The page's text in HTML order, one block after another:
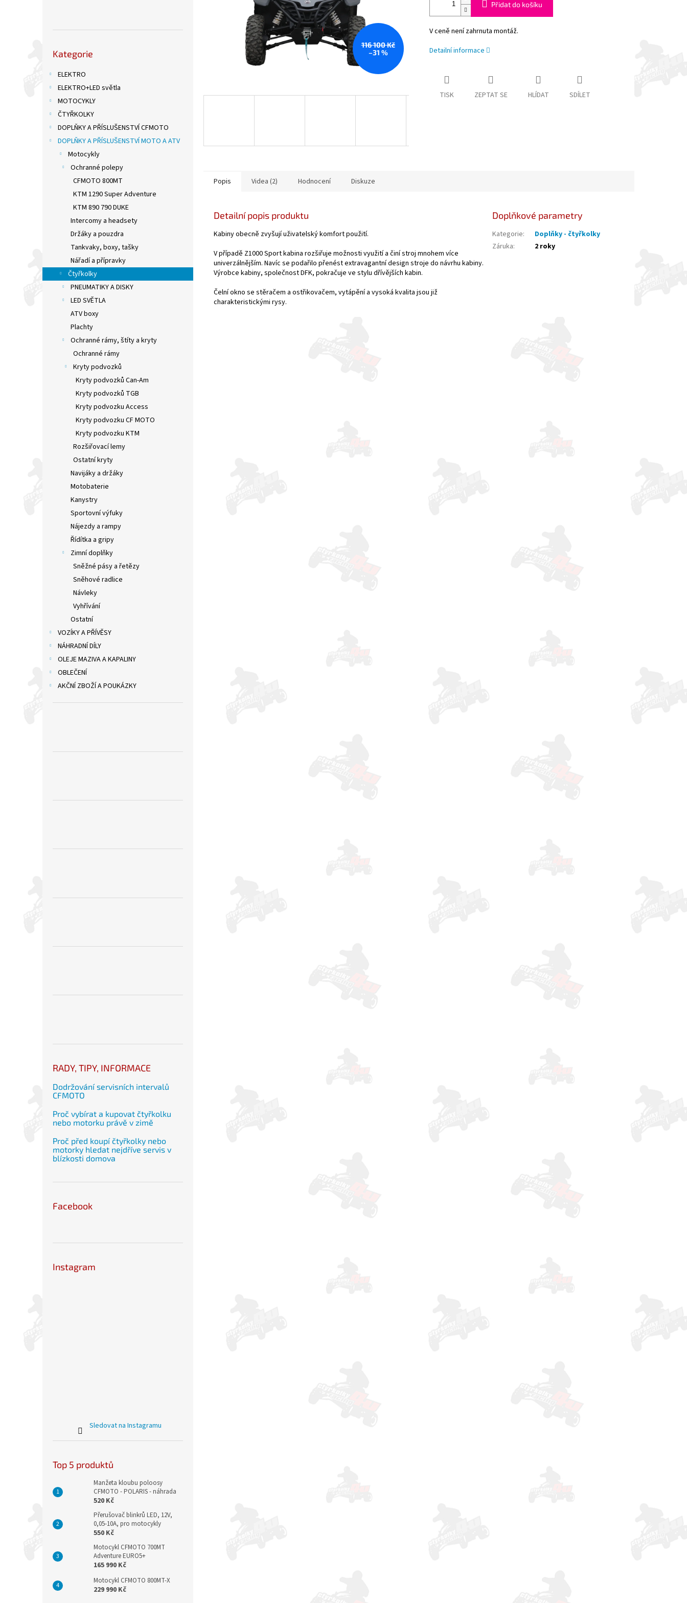
kategorie
Kategorie
ELEKTRO
ELEKTRO+LED světla
MOTOCYKLY
ČTYŘKOLKY
DOPLŇKY A PŘÍSLUŠENSTVÍ CFMOTO
DOPLŇKY A PŘÍSLUŠENSTVÍ MOTO A ATV
Motocykly
Ochranné polepy
CFMOTO 800MT
KTM 1290 Super Adventure
KTM 890 790 DUKE
Intercomy a headsety
Držáky a pouzdra
Tankvaky, boxy, tašky
Nářadí a přípravky
Čtyřkolky
PNEUMATIKY A DISKY
LED SVĚTLA
ATV boxy
Plachty
Ochranné rámy, štíty a kryty
Ochranné rámy
Kryty podvozků
Kryty podvozků Can-Am
Kryty podvozků TGB
Kryty podvozku Access
Kryty podvozku CF MOTO
Kryty podvozku KTM
Rozšiřovací lemy
Ostatní kryty
Navijáky a držáky
Motobaterie
Kanystry
Sportovní výfuky
Nájezdy a rampy
Řídítka a gripy
Zimní doplňky
Sněžné pásy a řetězy
Sněhové radlice
Návleky
Vyhřívání
Ostatní
VOZÍKY A PŘÍVĚSY
NÁHRADNÍ DÍLY
OLEJE MAZIVA A KAPALINY
OBLEČENÍ
AKČNÍ ZBOŽÍ A POUKÁZKY
RADY, TIPY, INFORMACE
Dodržování servisních intervalů
CFMOTO
Proč vybírat a kupovat čtyřkolku
nebo motorku právě v zimě
Proč před koupí čtyřkolky nebo
motorky hledat nejdříve servis v
blízkosti domova
Facebook
Instagram
Sledovat na Instagramu
Top 5 produktů
Manžeta kloubu poloosy
CFMOTO - POLARIS - náhrada
520 Kč
Přerušovač blinkrů LED, 12V,
0,05-10A, pro motocykly
550 Kč
Motocykl CFMOTO 700MT
Adventure EURO5+
165 990 Kč
Motocykl CFMOTO 800MT-X
229 990 Kč
116 100 Kč
–31 %
Přidat do košíku
V ceně není zahrnuta montáž.
Detailní informace
TISK ZEPTAT SE HLÍDAT SDÍLET
Popis Videa (2) Hodnocení Diskuze
Detailní popis produktu
Kabiny obecně zvyšují uživatelský komfort použití.
V případě Z1000 Sport kabina rozšiřuje možnosti využití a činí stroj mnohem více
univerzálnějším. Navíc se podařilo přenést extravagantní design stroje do návrhu kabiny.
Výrobce kabiny, společnost DFK, pokračuje ve stylu dřívějších kabin.
Čelní okno se stěračem a ostřikovačem, vytápění a vysoká kvalita jsou již
charakteristickými rysy.
Doplňkové parametry
Kategorie:
Doplňky - čtyřkolky
Záruka: 2 roky